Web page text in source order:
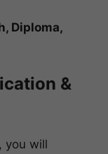
Diploma,
&
you will